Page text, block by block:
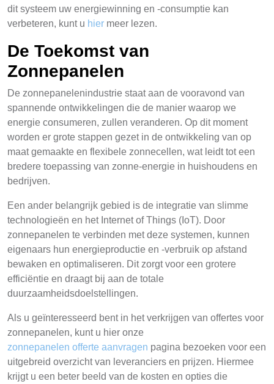
dit systeem uw energiewinning en -consumptie kan
verbeteren, kunt u hier meer lezen.
De Toekomst van
Zonnepanelen
De zonnepanelenindustrie staat aan de vooravond van
spannende ontwikkelingen die de manier waarop we
energie consumeren, zullen veranderen. Op dit moment
worden er grote stappen gezet in de ontwikkeling van op
maat gemaakte en flexibele zonnecellen, wat leidt tot een
bredere toepassing van zonne-energie in huishoudens en
bedrijven.
Een ander belangrijk gebied is de integratie van slimme
technologieën en het Internet of Things (IoT). Door
zonnepanelen te verbinden met deze systemen, kunnen
eigenaars hun energieproductie en -verbruik op afstand
bewaken en optimaliseren. Dit zorgt voor een grotere
efficiëntie en draagt bij aan de totale
duurzaamheidsdoelstellingen.
Als u geïnteresseerd bent in het verkrijgen van offertes voor
zonnepanelen, kunt u hier onze
zonnepanelen offerte aanvragen pagina bezoeken voor een
uitgebreid overzicht van leveranciers en prijzen. Hiermee
krijgt u een beter beeld van de kosten en opties die